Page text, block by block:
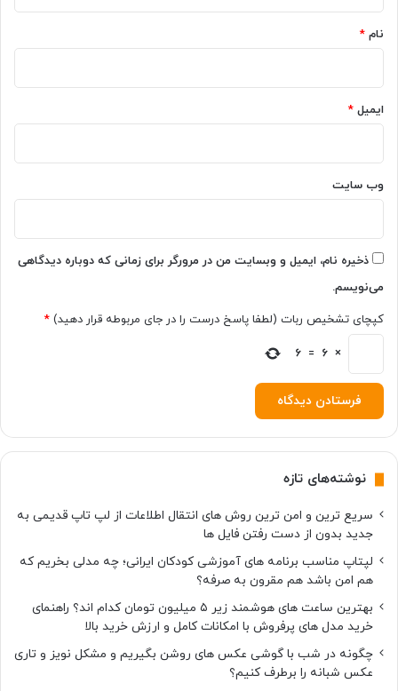
ک‌
ت
ر
ل
ب
ه‌
ا
ی
گ
د
ت
ی
د
ا
ت
ه
ب
نام *
ایمیل *
وب‌ سایت
ذخیره نام، ایمیل و وبسایت من در مرورگر برای زمانی که دوباره دیدگاهی
می‌نویسم.
کپچای تشخیص ربات (لطفا پاسخ درست را در جای مربوطه قرار دهید) *
×
6
=
6
نوشته‌های تازه
سریع ترین و امن ترین روش های انتقال اطلاعات از لپ تاپ قدیمی به
جدید بدون از دست رفتن فایل ها
لپتاپ مناسب برنامه های آموزشی کودکان ایرانی؛ چه مدلی بخریم که
هم امن باشد هم مقرون به صرفه؟
بهترین ساعت های هوشمند زیر ۵ میلیون تومان کدام اند؟ راهنمای
خرید مدل های پرفروش با امکانات کامل و ارزش خرید بالا
چگونه در شب با گوشی عکس های روشن بگیریم و مشکل نویز و تاری
عکس شبانه را برطرف کنیم؟